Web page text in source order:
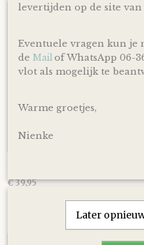
€ 39,95
levertijden op de site van
Eventuele vragen kun
de Mail of WhatsApp 06-
vlot als mogelijk te
Warme groetjes,
Nienke
Later